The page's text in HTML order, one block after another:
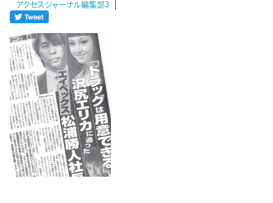
アクセスジャーナル編集部3